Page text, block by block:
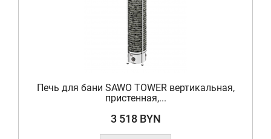
Печь для бани SAWO TOWER вертикальная,
пристенная,...
3 518 BYN